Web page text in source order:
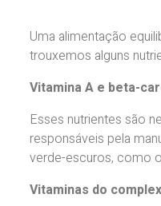
Uma alimentação
trouxemos alguns
Vitamina A e beta-
Esses nutrientes são
responsáveis pela
verde-escuros, como
Vitaminas do